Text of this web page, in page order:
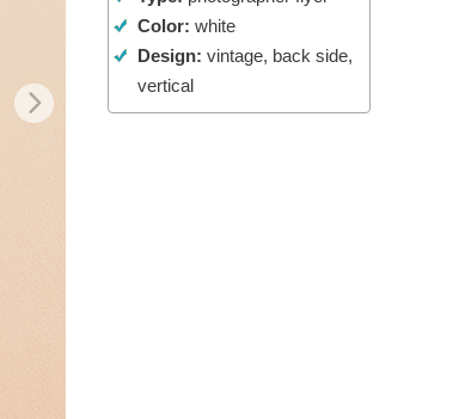
Video Editing ServicesColor: white
Design: vintage, back side,
vertical